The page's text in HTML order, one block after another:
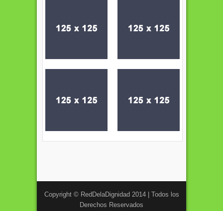
Copyright © RedDelaDignidad 2014 | Todos los
Derechos Reservados